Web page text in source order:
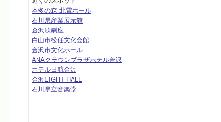
本多の森 北電ホール
石川県産業展示館
金沢歌劇座
白山市松任文化会館
金沢市文化ホール
ANAクラウンブラザホテル金沢
ホテル日航金沢
金沢EIGHT HALL
石川県立音楽堂